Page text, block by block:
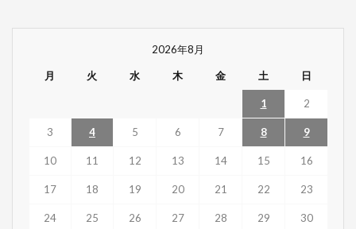
2026年8月
月 火 水 木 金 土 日
1 2
3 4 5 6 7 8 9
10 11 12 13 14 15 16
17 18 19 20 21 22 23
24 25 26 27 28 29 30